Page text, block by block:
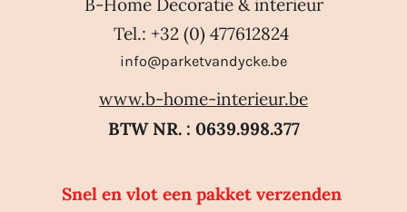
Tel.: +32 (0) 477612824
info@parketvandycke.be
www.b-home-interieur.be
BTW NR. : 0639.998.377
Snel en vlot een pakket verzenden